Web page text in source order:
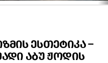
ესთეტიკა –
აბუ ჟოდის